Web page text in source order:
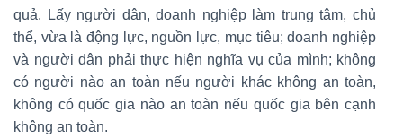
quả. Lấy người dân, doanh nghiệp làm trung tâm, chủ
thể, vừa là động lực, nguồn lực, mục tiêu; doanh nghiệp
và người dân phải thực hiện nghĩa vụ của mình; không
có người nào an toàn nếu người khác không an toàn,
không có quốc gia nào an toàn nếu quốc gia bên cạnh
không an toàn.